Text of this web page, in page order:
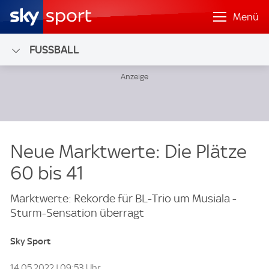
Menü
FUSSBALL
Neue Marktwerte: Die Plätze
60 bis 41
Marktwerte: Rekorde für BL-Trio um Musiala -
Sturm-Sensation überragt
Sky Sport